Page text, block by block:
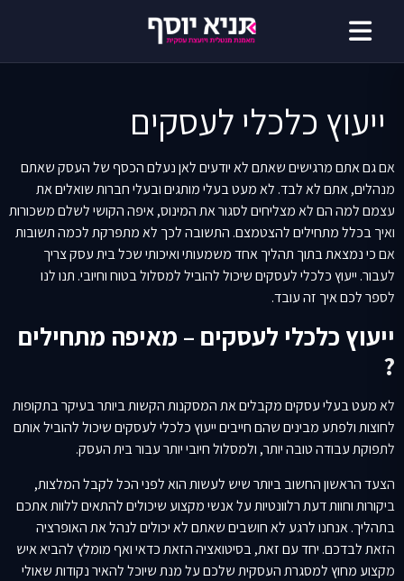
ייעוץ כלכלי לעסקים
אם גם אתם מרגישים שאתם לא יודעים לאן נעלם הכסף של העסק שאתם
מנהלים, אתם לא לבד. לא מעט בעלי מותגים ובעלי חברות שואלים את
עצמם למה הם לא מצליחים לסגור את המינוס, איפה הקושי לשלם משכורות
ואיך בכלל מתחילים להצטמצם. התשובה לכך לא מתפרקת לכמה תשובות
אם כי נמצאת בתוך תהליך אחד משמעותי ואיכותי שכל בית עסק צריך
לעבור. ייעוץ כלכלי לעסקים שיכול להוביל למסלול בטוח וחיובי. תנו לנו
לספר לכם איך זה עובד.
ייעוץ כלכלי לעסקים – מאיפה מתחילים
?
לא מעט בעלי עסקים מקבלים את המסקנות הקשות ביותר בעיקר בתקופות
לחוצות ולפתע מבינים שהם חייבים ייעוץ כלכלי לעסקים שיכול להוביל אותם
לתפוקת עבודה טובה יותר, ולמסלול חיובי יותר עבור בית העסק.
הצעד הראשון החשוב ביותר שיש לעשות הוא לפני הכל לקבל המלצות,
ביקורות וחוות דעת רלוונטיות על אנשי מקצוע שיכולים להתאים ללוות אתכם
בתהליך. אנחנו לרגע לא חושבים שאתם לא יכולים לנהל את האופרציה
הזאת לבדכם. יחד עם זאת, בסיטואציה הזאת כדאי ואף מומלץ להביא איש
מקצוע מחוץ למסגרת העסקית שלכם על מנת שיוכל להאיר נקודות שאולי